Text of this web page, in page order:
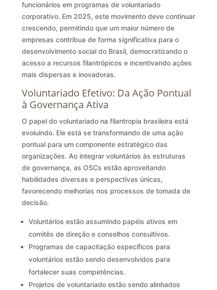
funcionários em programas de voluntariado
corporativo. Em 2025, este movimento deve continuar
crescendo, permitindo que um maior número de
empresas contribua de forma significativa para o
desenvolvimento social do Brasil, democratizando o
acesso a recursos filantrópicos e incentivando ações
mais dispersas e inovadoras.
Voluntariado Efetivo: Da Ação Pontual
à Governança Ativa
O papel do voluntariado na filantropia brasileira está
evoluindo. Ele está se transformando de uma ação
pontual para um componente estratégico das
organizações. Ao integrar voluntários às estruturas
de governança, as OSCs estão aproveitando
habilidades diversas e perspectivas únicas,
favorecendo melhorias nos processos de tomada de
decisão.
Voluntários estão assumindo papéis ativos em
comitês de direção e conselhos consultivos.
Programas de capacitação específicos para
voluntários estão sendo desenvolvidos para
fortalecer suas competências.
Projetos de voluntariado estão sendo alinhados